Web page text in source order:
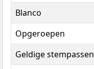
Blanco
Opgeroepen
Geldige stempassen